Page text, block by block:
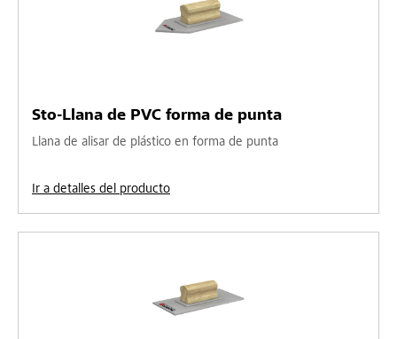
Sto-Llana de PVC forma de punta
Llana de alisar de plástico en forma de punta
Ir a detalles del producto